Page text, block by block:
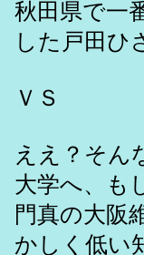
秋田県で一
した戸田
ＶＳ
ええ？そん
大学へ、も
門真の大阪
かしく低い